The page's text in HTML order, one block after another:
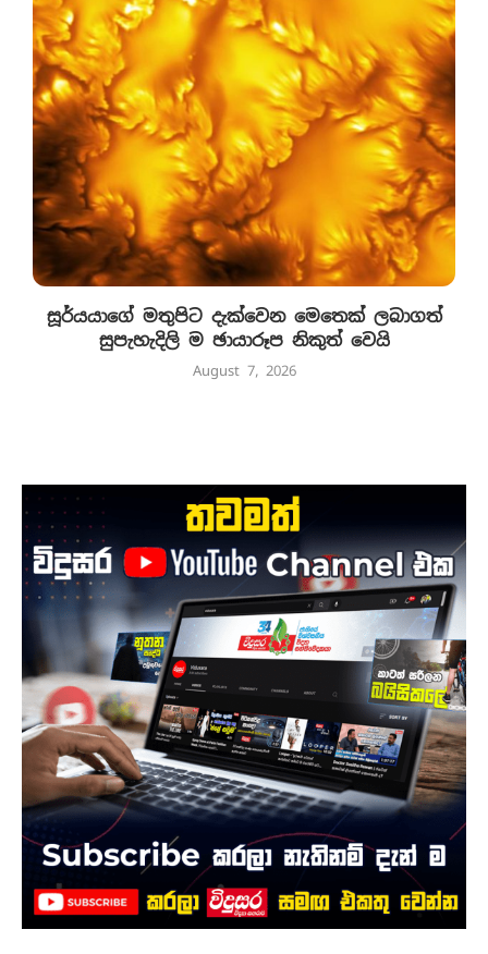
සූර්යයාගේ මතුපිට දැක්වෙන මෙතෙක් ලබාගත්
සුපැහැදිලි ම ඡායාරූප නිකුත් වෙයි
August 7, 2026